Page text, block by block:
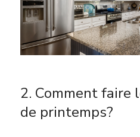
2. Comment faire
de printemps?